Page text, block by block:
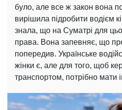
було, але все ж закон вона
вирішила підробити водієм
знала, що на Суматрі для
права. Вона запевняє, що про
попередив. Українське
жінки є, але для того, щоб
транспортом, потрібно мати